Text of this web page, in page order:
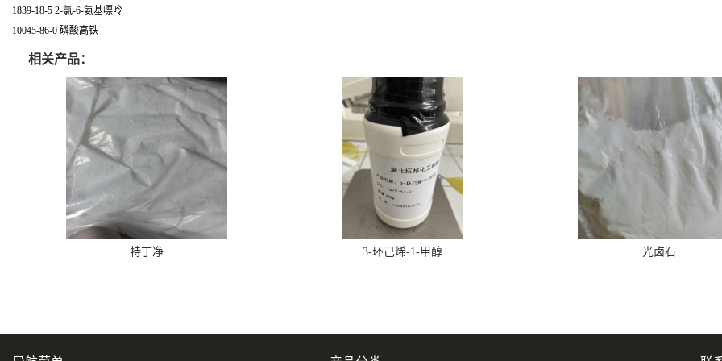
1839-18-5 2-氯-6-氨基嘌呤
10045-86-0 磷酸高铁
相关产品：
特丁净 3-环己烯-1-甲醇 光卤石